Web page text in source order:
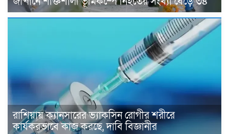
রাশিয়ায় ক্যানসারের ভ্যাকসিন রোগীর শরীরে
কার্যকরভাবে কাজ করছে, দাবি বিজ্ঞানীর